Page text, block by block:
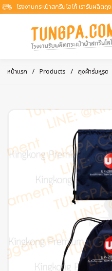
โรงงานกระเป๋าสกรีนโลโก้ เรารับผลิต
หน้าแรก / Products / ถุงผ้าร่มหูรูด